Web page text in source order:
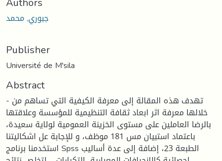
جبوري, محمد
Publisher
Université de M'sila
Abstract
- تهدف هذه المقالة إلى معرفة الكيفية التي تساهم من
خلالها معرفة اثر ابعاد ثقافة التنظيمية للمؤسسة وعلاقتها
بالرضا العاملين على مستوى الخزينة العمومية لولاية سعيدة،
باعتماد استبيان مس 181 موظف، و للإجابة عل اشكاليتنا
استخدمنا برنامج Spss الطبعة 23، إضافة إلى عدة أساليب